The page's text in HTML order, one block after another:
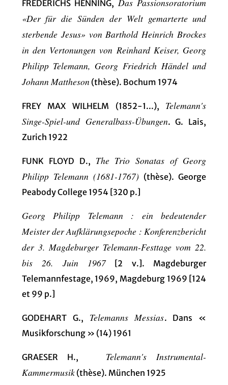
FREDERICHS HENNING,
«Der für die Sünden der Welt gemarterte und
sterbende Jesus» von Barthold Heinrich Brockes
in den Vertonungen von Reinhard Keiser, Georg
Philipp Telemann, Georg Friedrich Händel und
Johann Mattheson (thèse). Bochum 1974
FREY MAX WILHELM (1852-1...), Telemann's
Singe-Spiel-und Generalbass-Übungen. G. Lais,
Zurich 1922
FUNK FLOYD D., The Trio Sonatas of Georg
Philipp Telemann (1681-1767) (thèse). George
Peabody College 1954 [320 p.]
Georg Philipp Telemann : ein bedeutender
Meister der Aufklärungsepoche : Konferenzbericht
der 3. Magdeburger Telemann-Festtage vom 22.
bis 26. Juin 1967[2 v.]. Magdeburger
Telemannfestage, 1969, Magdeburg 1969 [124
et 99 p.]
GODEHART G., Telemanns Messias. Dans «
Musikforschung » (14) 1961
GRAESER H., Telemann's Instrumental-
Kammermusik(thèse). München 1925